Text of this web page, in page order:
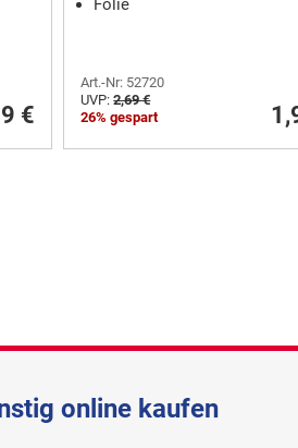
€
Folie
Art.-Nr: 52720
UVP:2,69 €
26% gespart
online kaufen